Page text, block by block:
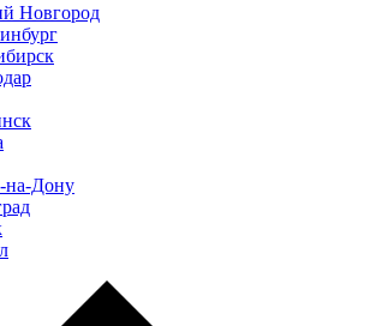
Новгород
на-Дону